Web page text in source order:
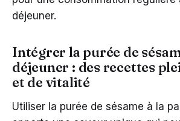
déjeuner.
Intégrer la purée de
déjeuner : des recettes
et de vitalité
Utiliser la purée de sésame à la